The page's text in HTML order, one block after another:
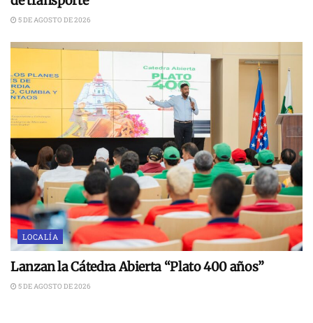
5 DE AGOSTO DE 2026
LOCALÍA
Lanzan la Cátedra Abierta “Plato 400 años”
5 DE AGOSTO DE 2026